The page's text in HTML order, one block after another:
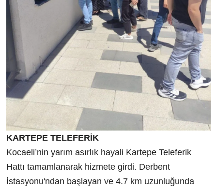
KARTEPE TELEFERİK
Kocaeli’nin yarım asırlık hayali Kartepe Teleferik
Hattı tamamlanarak hizmete girdi. Derbent
İstasyonu'ndan başlayan ve 4.7 km uzunluğunda